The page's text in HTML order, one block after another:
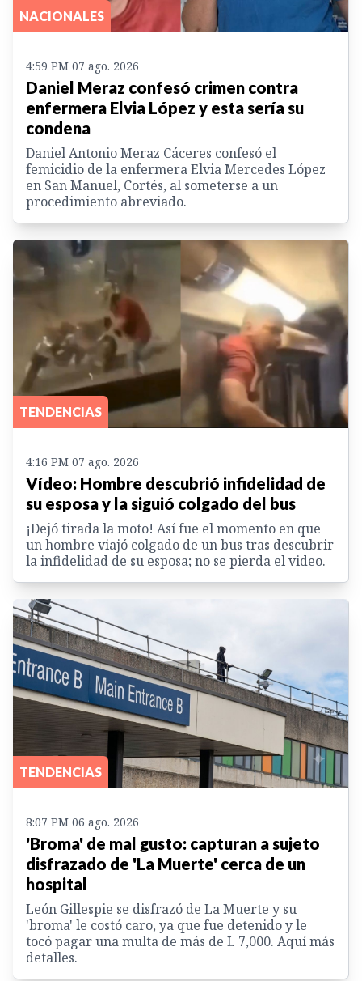
NACIONALES
4:59 PM 07 ago. 2026
Daniel Meraz confesó crimen contra
enfermera Elvia López y esta sería su
condena
Daniel Antonio Meraz Cáceres confesó el
femicidio de la enfermera Elvia Mercedes López
en San Manuel, Cortés, al someterse a un
procedimiento abreviado.
TENDENCIAS
4:16 PM 07 ago. 2026
Vídeo: Hombre descubrió infidelidad de
su esposa y la siguió colgado del bus
¡Dejó tirada la moto! Así fue el momento en que
un hombre viajó colgado de un bus tras descubrir
la infidelidad de su esposa; no se pierda el video.
TENDENCIAS
8:07 PM 06 ago. 2026
'Broma' de mal gusto: capturan a sujeto
disfrazado de 'La Muerte' cerca de un
hospital
León Gillespie se disfrazó de La Muerte y su
'broma' le costó caro, ya que fue detenido y le
tocó pagar una multa de más de L 7,000. Aquí más
detalles.